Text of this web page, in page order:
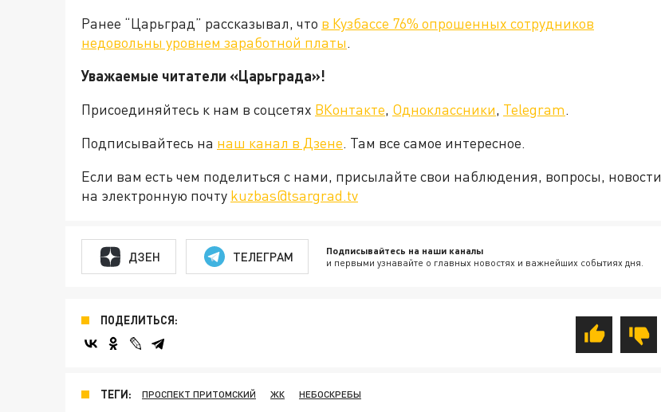
Ранее “Царьград” рассказывал, что в Кузбассе 76% опрошенных сотрудников
недовольны уровнем заработной платы.
Уважаемые читатели «Царьграда»!
Присоединяйтесь к нам в соцсетях ВКонтакте, Одноклассники, Telegram.
Подписывайтесь на наш канал в Дзене. Там все самое интересное.
Если вам есть чем поделиться с нами, присылайте свои наблюдения, вопросы, новости
на электронную почту kuzbas@tsargrad.tv
ДЗЕН ТЕЛЕГРАМ Подписывайтесь на наши каналы
и первыми узнавайте о главных новостях и важнейших событиях дня.
ПОДЕЛИТЬСЯ:
ТЕГИ: ПРОСПЕКТ ПРИТОМСКИЙ ЖК НЕБОСКРЕБЫ